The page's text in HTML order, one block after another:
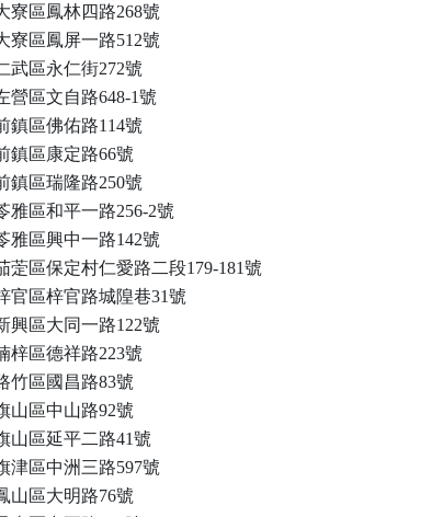
寮區鳳林四路268號
寮區鳳屏一路512號
武區永仁街272號
營區文自路648-1號
鎮區佛佑路114號
鎮區康定路66號
鎮區瑞隆路250號
雅區和平一路256-2號
雅區興中一路142號
萣區保定村仁愛路二段179-181號
官區梓官路城隍巷31號
興區大同一路122號
梓區德祥路223號
竹區國昌路83號
山區中山路92號
山區延平二路41號
津區中洲三路597號
山區大明路76號